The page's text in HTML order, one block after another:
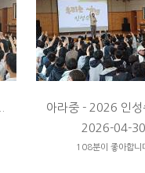
아라중 - 2026 인
2026-04-
108분이 좋아합니